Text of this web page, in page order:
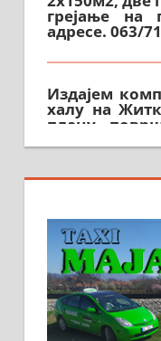
Издајем
плацу
064/321-80-
На продају
Зеленом
Могућа